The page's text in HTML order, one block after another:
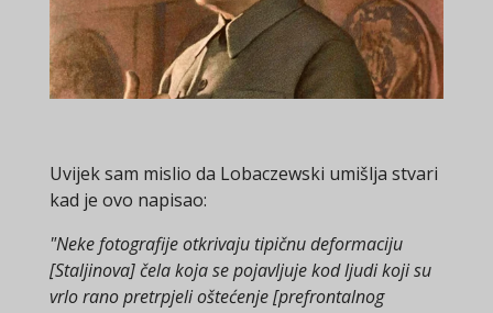
Uvijek sam mislio da Lobaczewski umišlja stvari
kad je ovo napisao:
"Neke fotografije otkrivaju tipičnu deformaciju
[Staljinova] čela koja se pojavljuje kod ljudi koji su
vrlo rano pretrpjeli oštećenje [prefrontalnog